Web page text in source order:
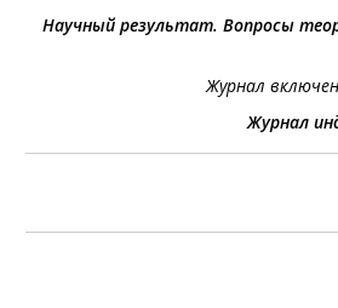
Научный результат. Вопросы
Журнал
Журнал